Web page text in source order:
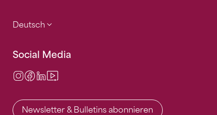
Deutsch
Social Media
Instagram
Facebook
LinkedIn
Newsletter & Bulletins abonnieren